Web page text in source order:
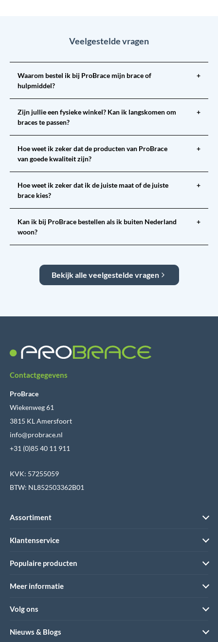
Veelgestelde vragen
Waarom bestel ik bij ProBrace mijn brace of
hulpmiddel?
+
Zijn jullie een fysieke winkel? Kan ik langskomen om
braces te passen?
+
Hoe weet ik zeker dat de producten van ProBrace
van goede kwaliteit zijn?
+
Hoe weet ik zeker dat ik de juiste maat of de juiste
brace kies?
+
Kan ik bij ProBrace bestellen als ik buiten Nederland
woon?
+
Bekijk alle veelgestelde vragen
Contactgegevens
ProBrace
Wiekenweg 61
3815 KL Amersfoort
info@probrace.nl
+31 (0)85 40 11 911
KVK: 57255059
BTW: NL852503362B01
Assortiment
Klantenservice
Populaire producten
Meer informatie
Volg ons
Nieuws & Blogs